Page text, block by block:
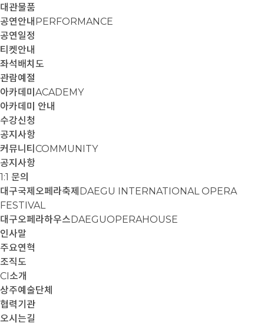
대관물품
공연안내 PERFORMANCE
공연일정
티켓안내
좌석배치도
관람예절
아카데미 ACADEMY
아카데미 안내
수강신청
공지사항
커뮤니티 COMMUNITY
공지사항
1:1 문의
대구국제오페라축제 DAEGU INTERNATIONAL OPERA
FESTIVAL
대구오페라하우스DAEGUOPERAHOUSE
인사말
주요연혁
조직도
CI소개
상주예술단체
협력기관
오시는길